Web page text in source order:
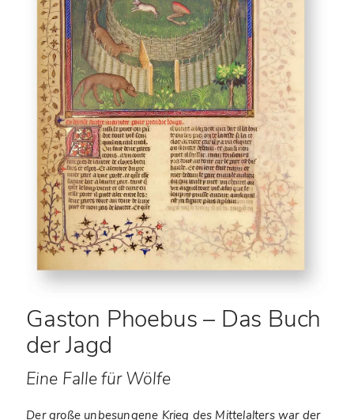
Gaston Phoebus – Das Buch
der Jagd
Eine Falle für Wölfe
Der große unbesungene Krieg des Mittelalters war der